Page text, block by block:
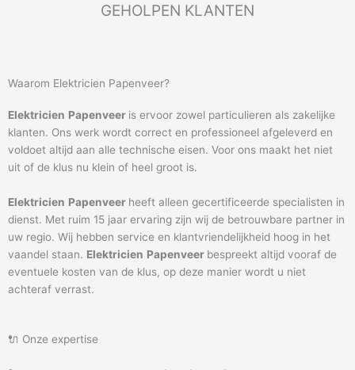
GEHOLPEN KLANTEN
Waarom Elektricien Papenveer?
Elektricien Papenveer is ervoor zowel particulieren als zakelijke
klanten. Ons werk wordt correct en professioneel afgeleverd en
voldoet altijd aan alle technische eisen. Voor ons maakt het niet
uit of de klus nu klein of heel groot is.
Elektricien Papenveer heeft alleen gecertificeerde specialisten in
dienst. Met ruim 15 jaar ervaring zijn wij de betrouwbare partner in
uw regio. Wij hebben service en klantvriendelijkheid hoog in het
vaandel staan. Elektricien Papenveer bespreekt altijd vooraf de
eventuele kosten van de klus, op deze manier wordt u niet
achteraf verrast.
🔌 Onze expertise